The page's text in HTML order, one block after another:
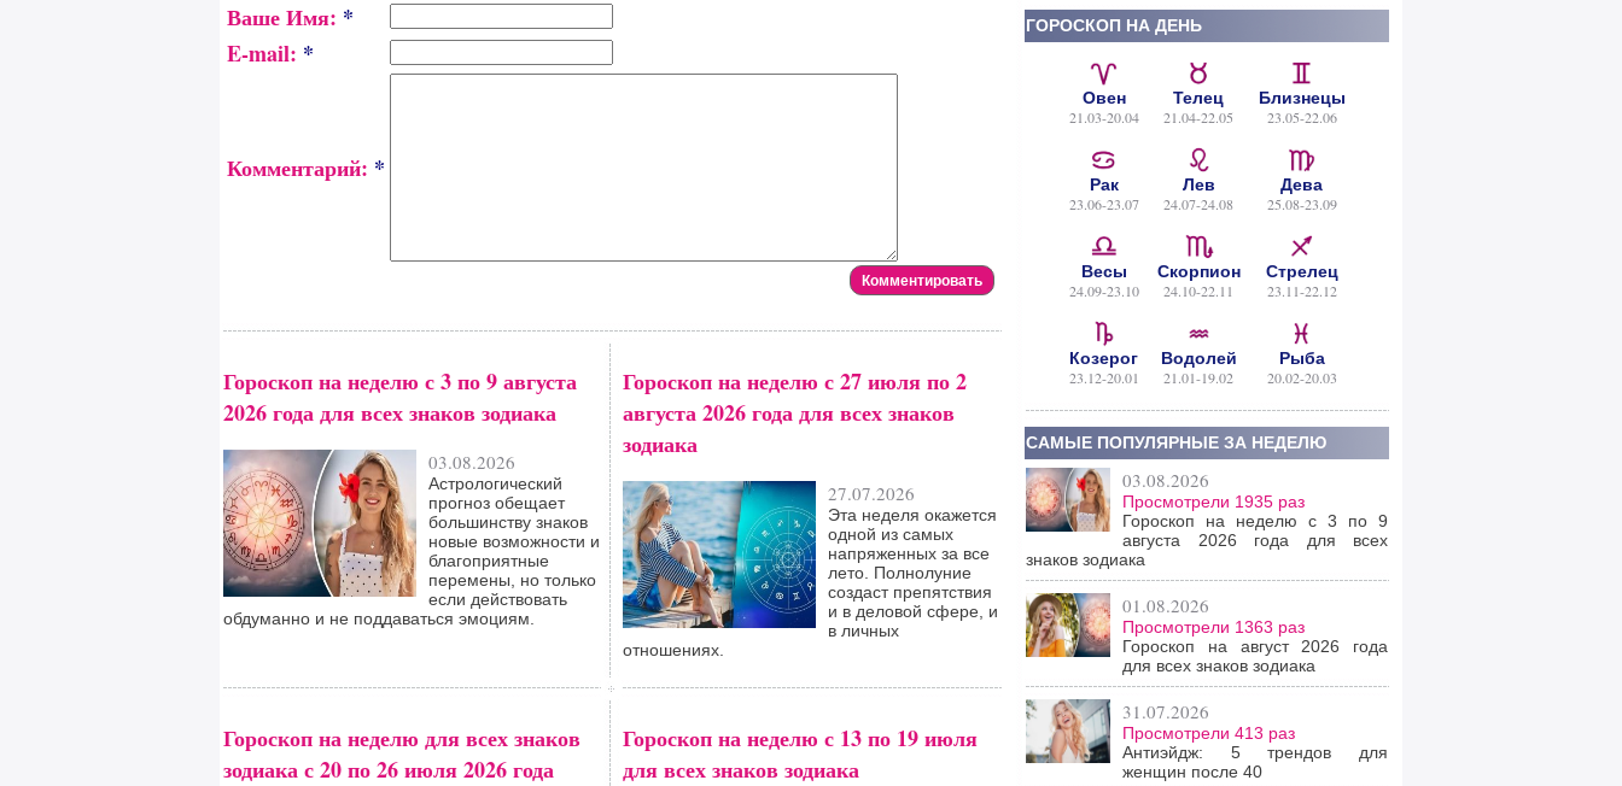
Ваше Имя: *
E-mail: *
Комментарий: *
Гороскоп на неделю с 3 по 9 августа
2026 года для всех знаков зодиака
03.08.2026
Астрологический
прогноз обещает
большинству знаков
новые возможности и
благоприятные
перемены, но только
если действовать
обдуманно и не поддаваться эмоциям.
Гороскоп на неделю с 27 июля по 2
августа 2026 года для всех знаков
зодиака
27.07.2026
Эта неделя окажется
одной из самых
напряженных за все
лето. Полнолуние
создаст препятствия
и в деловой сфере, и
в личных
отношениях.
Гороскоп на неделю для всех знаков
зодиака с 20 по 26 июля 2026 года
Гороскоп на неделю с 13 по 19 июля
для всех знаков зодиака
ГОРОСКОП НА ДЕНЬ
Овен
21.03-20.04
Телец
21.04-22.05
Близнецы
23.05-22.06
Рак
23.06-23.07
Лев
24.07-24.08
Дева
25.08-23.09
Весы
24.09-23.10
Скорпион
24.10-22.11
Стрелец
23.11-22.12
Козерог
23.12-20.01
Водолей
21.01-19.02
Рыба
20.02-20.03
САМЫЕ ПОПУЛЯРНЫЕ ЗА НЕДЕЛЮ
03.08.2026
Просмотрели 1935 раз
Гороскоп на неделю с 3 по 9
августа 2026 года для всех
знаков зодиака
01.08.2026
Просмотрели 1363 раз
Гороскоп на август 2026 года
для всех знаков зодиака
31.07.2026
Просмотрели 413 раз
Антиэйдж: 5 трендов для
женщин после 40